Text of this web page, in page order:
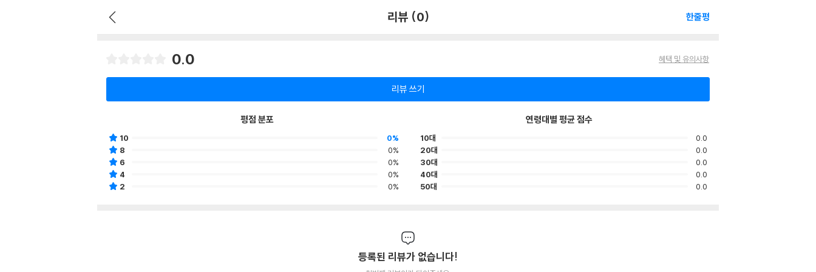
리뷰 (0) 한줄평
0.0 혜택 및 유의사항
리뷰 쓰기
평점 분포
10
0%
8
0%
6
0%
4
0%
2
0%
연령대별 평균 점수
10대
0.0
20대
0.0
30대
0.0
40대
0.0
50대
0.0
등록된 리뷰가 없습니다!